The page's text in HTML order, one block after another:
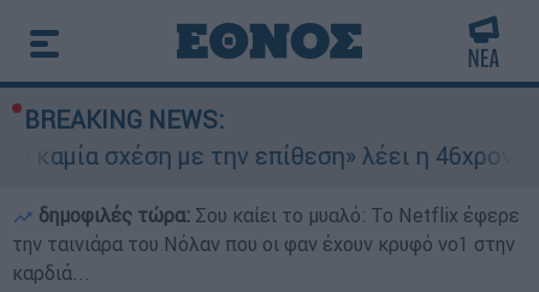
BREAKING NEWS:
με την επίθεση» λέει η 46χρονη - Τι
δημοφιλές τώρα: Σου καίει το μυαλό: Το Netflix έφερε
την ταινιάρα του Νόλαν που οι φαν έχουν κρυφό νο1 στην
καρδιά...